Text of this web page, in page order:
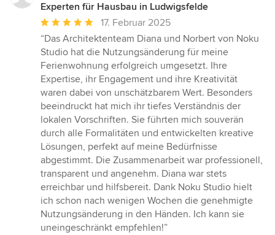
Experten für Hausbau in Ludwigsfelde
Durchschnittliche
Bewertung:
5
von
5
Sternen
17. Februar 2025
“Das Architektenteam Diana und Norbert von Noku
Studio hat die Nutzungsänderung für meine
Ferienwohnung erfolgreich umgesetzt. Ihre
Expertise, ihr Engagement und ihre Kreativität
waren dabei von unschätzbarem Wert. Besonders
beeindruckt hat mich ihr tiefes Verständnis der
lokalen Vorschriften. Sie führten mich souverän
durch alle Formalitäten und entwickelten kreative
Lösungen, perfekt auf meine Bedürfnisse
abgestimmt. Die Zusammenarbeit war professionell,
transparent und angenehm. Diana war stets
erreichbar und hilfsbereit. Dank Noku Studio hielt
ich schon nach wenigen Wochen die genehmigte
Nutzungsänderung in den Händen. Ich kann sie
uneingeschränkt empfehlen!”